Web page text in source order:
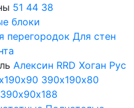
51 44 38
блоки
перегородок Для стен
Алексин RRD Хоган Рус
390х190х80
390х90х188